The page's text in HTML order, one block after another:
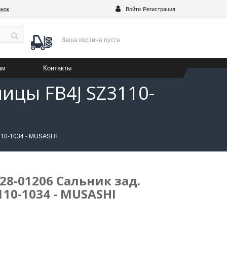
Войти Регистрация
Ваша корзина пуста
Контакты
FB4J SZ3110-
1034 - MUSASHI
01206 Сальник зад.
1034 - MUSASHI